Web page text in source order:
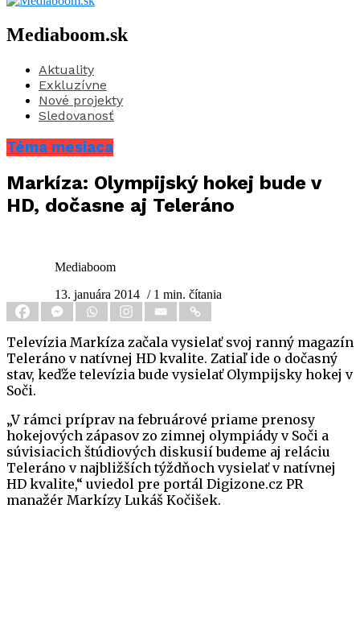
Mediaboom.sk
Aktuality
Exkluzívne
Nové projekty
Sledovanosť
Téma mesiaca
Markíza: Olympijský hokej bude v
HD, dočasne aj Teleráno
Mediaboom
13. januára 2014 / 1 min. čítania
Televízia Markíza začala vysielať svoj ranný magazín
Teleráno v natívnej HD kvalite. Zatiaľ ide o dočasný
stav, keďže televízia bude vysielať Olympijsky hokej v
Soči.
„V rámci príprav na februárové priame prenosy
hokejových zápasov zo zimnej olympiády v Soči a
súvisiacich štúdiových diskusií budeme aj reláciu
Teleráno v najbližších týždňoch vysielať v natívnej
HD kvalite,“ uviedol pre portál Digizone.cz PR
manažér Markízy Lukáš Kočišek.